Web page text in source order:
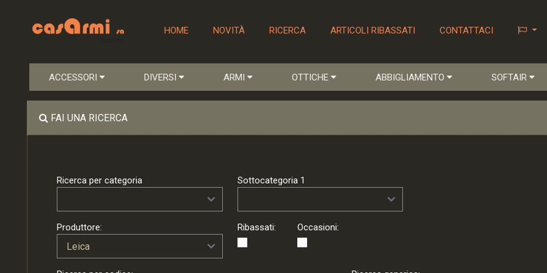
HOME NOVITÀ RICERCA ARTICOLI RIBASSATI CONTATTACI
ACCESSORI DIVERSI ARMI OTTICHE ABBIGLIAMENTO SOFTAIR
FAI UNA RICERCA
Ricerca per categoria Sottocategoria 1
Produttore: Ribassati: Occasioni: